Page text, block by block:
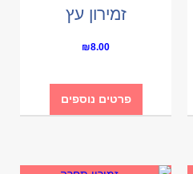
זמירון עץ
₪8.00
פרטים נוספים